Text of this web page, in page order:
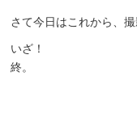
さて今日はこれから、
いざ！
終。